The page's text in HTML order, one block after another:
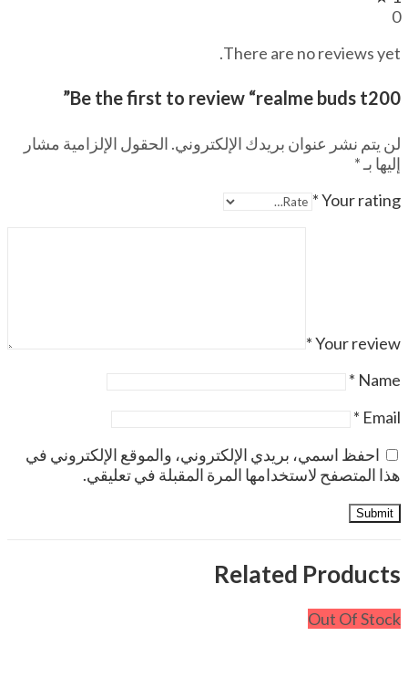
0
There are no reviews yet.
Be the first to review “realme buds t200”
لن يتم نشر عنوان بريدك الإلكتروني. الحقول الإلزامية مشار
إليها بـ*
Your rating
*
Your review
*
Name
*
Email
*
احفظ اسمي، بريدي الإلكتروني، والموقع الإلكتروني في
هذا المتصفح لاستخدامها المرة المقبلة في تعليقي.
Related Products
Out Of Stock